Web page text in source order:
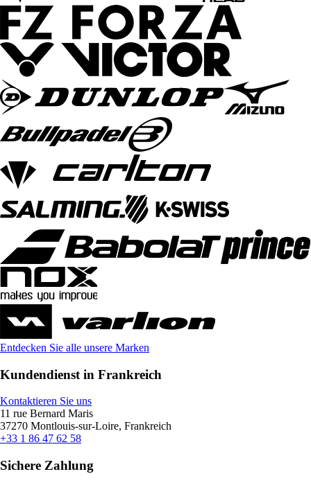
Entdecken Sie alle unsere Marken
Kundendienst in Frankreich
Kontaktieren Sie uns
11 rue Bernard Maris
37270 Montlouis-sur-Loire, Frankreich
+33 1 86 47 62 58
Sichere Zahlung